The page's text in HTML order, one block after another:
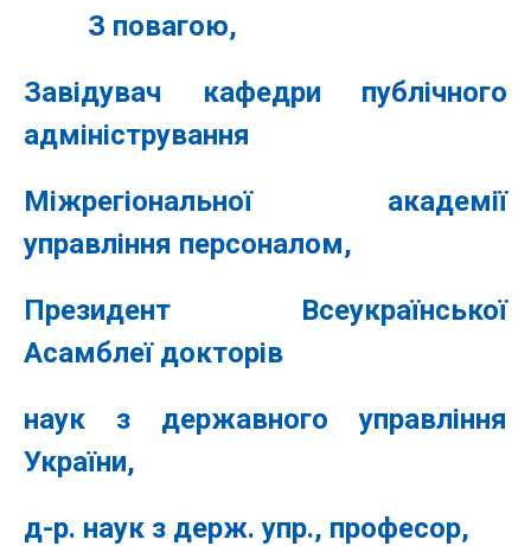
З повагою,
Завідувач кафедри публічного
адміністрування
Міжрегіональної академії
управління персоналом,
Президент Всеукраїнської
Асамблеї докторів
наук з державного управління
України,
д-р. наук з держ. упр., професор,